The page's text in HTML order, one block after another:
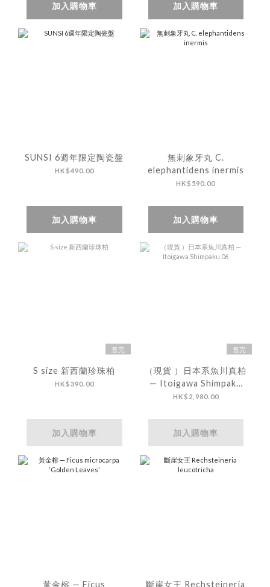
加入購物車 加入購物車
SUNSI 6週年限定陶瓷盤
HK$490.00
加入購物車
無刺象牙丸 C.
elephantidens inermis
HK$590.00
加入購物車
售完
S size 新西蘭珍珠柏
HK$390.00
加入購物車
售完
（現貨 ）日本系魚川真柏
— Itoigawa Shimpaku
06
HK$2,980.00
加入購物車
黃金榕 — Ficus
斷崖女王 Rechsteineria